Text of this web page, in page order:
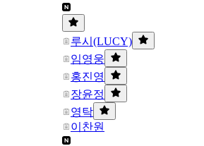
루시(LUCY)
임영웅
홍진영
장윤정
영탁
이찬원